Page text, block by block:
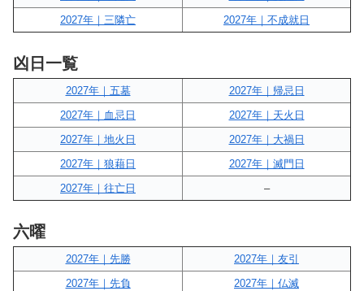
2027年｜三隣亡
2027年｜不成就日
凶日一覧
2027年｜五墓
2027年｜帰忌日
2027年｜血忌日
2027年｜天火日
2027年｜地火日
2027年｜大禍日
2027年｜狼藉日
2027年｜滅門日
2027年｜往亡日
–
六曜
2027年｜先勝
2027年｜友引
2027年｜先負
2027年｜仏滅